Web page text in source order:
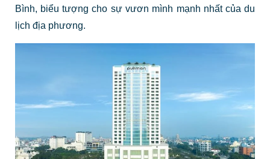
Bình, biểu tượng cho sự vươn mình mạnh nhất của du
lịch địa phương.